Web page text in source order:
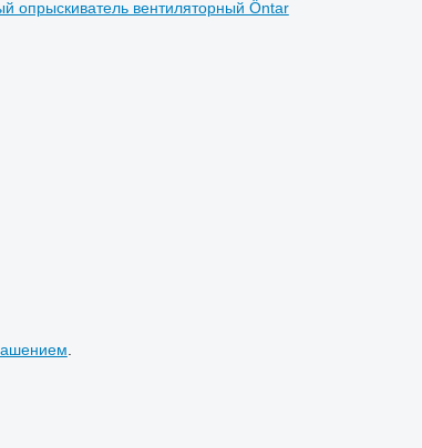
опрыскиватель вентиляторный Öntar